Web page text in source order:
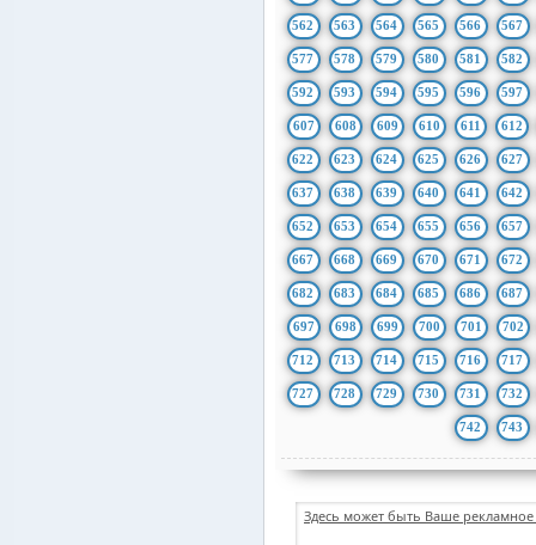
562 563 564 565 566 567
577 578 579 580 581 582
592 593 594 595 596 597
607 608 609 610 611 612
622 623 624 625 626 627
637 638 639 640 641 642
652 653 654 655 656 657
667 668 669 670 671 672
682 683 684 685 686 687
697 698 699 700 701 702
712 713 714 715 716 717
727 728 729 730 731 732
742 743
Здесь может быть Ваше